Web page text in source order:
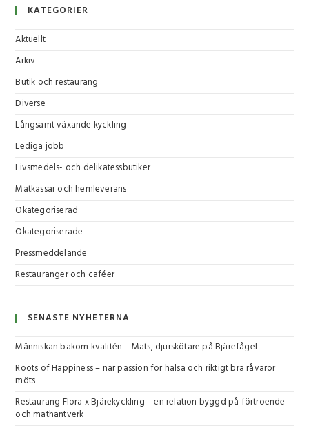
KATEGORIER
Aktuellt
Arkiv
Butik och restaurang
Diverse
Långsamt växande kyckling
Lediga jobb
Livsmedels- och delikatessbutiker
Matkassar och hemleverans
Okategoriserad
Okategoriserade
Pressmeddelande
Restauranger och caféer
SENASTE NYHETERNA
Människan bakom kvalitén – Mats, djurskötare på Bjärefågel
Roots of Happiness – när passion för hälsa och riktigt bra råvaror
möts
Restaurang Flora x Bjärekyckling – en relation byggd på förtroende
och mathantverk